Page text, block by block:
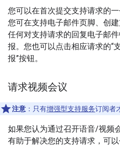
您可以在首次提交支持请求的
您可在支持电子邮件页脚、创
任何对支持请求的回复电子邮
报。您也可以点击相应请求的“
报”按钮。
请求视频会议
注意 ：只有增强型支持服务订阅者
如果您认为通过召开语音/视频
有助于解决您的支持请求，可